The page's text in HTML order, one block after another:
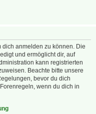
dich anmelden zu können. Die
und ermöglicht dir, auf
kann registrierten
Beachte bitte unsere
bevor du dich
wenn du dich in